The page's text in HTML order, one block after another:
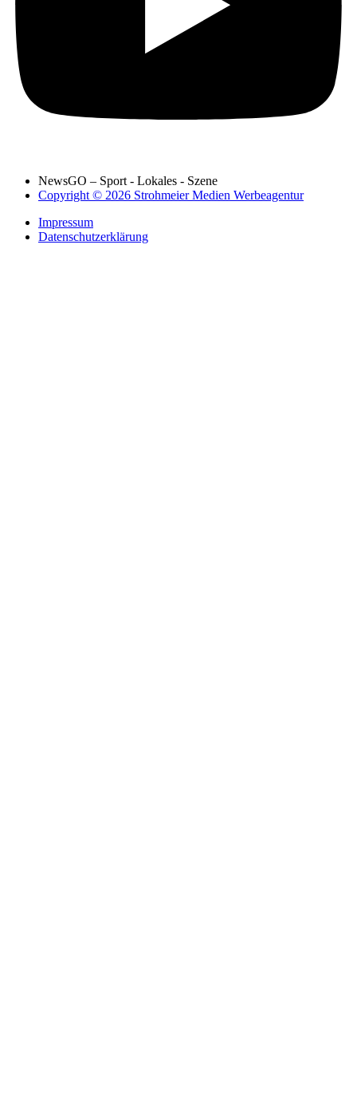
NewsGO – Sport - Lokales - Szene
Copyright © 2026 Strohmeier Medien Werbeagentur
Impressum
Datenschutzerklärung